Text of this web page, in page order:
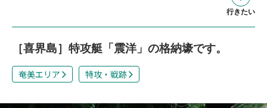
行きたい
［喜界島］特攻艇「震洋」の格納壕です。
奄美エリア 特攻・戦跡